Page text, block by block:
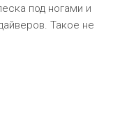
под ногами и
Такое не